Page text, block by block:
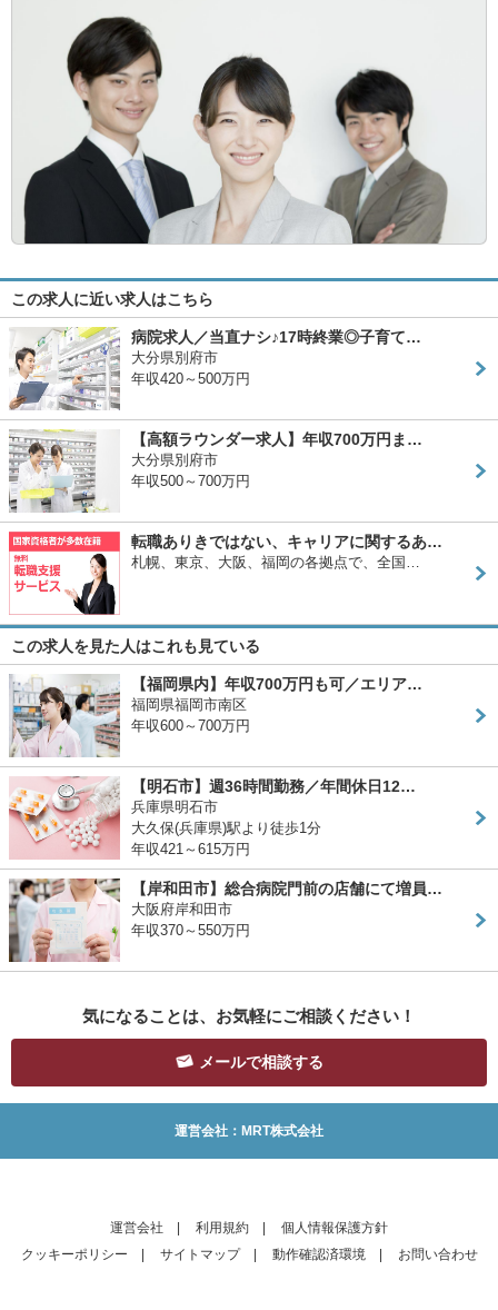
この求人に近い求人はこちら
病院求人／当直ナシ♪17時終業◎子育て…
大分県別府市
年収420～500万円
【高額ラウンダー求人】年収700万円ま…
大分県別府市
年収500～700万円
転職ありきではない、キャリアに関するあ…
札幌、東京、大阪、福岡の各拠点で、全国…
この求人を見た人はこれも見ている
【福岡県内】年収700万円も可／エリア…
福岡県福岡市南区
年収600～700万円
【明石市】週36時間勤務／年間休日12…
兵庫県明石市
大久保(兵庫県)駅より徒歩1分
年収421～615万円
【岸和田市】総合病院門前の店舗にて増員…
大阪府岸和田市
年収370～550万円
気になることは、お気軽にご相談ください！
メールで相談する
運営会社：MRT株式会社
運営会社 利用規約
個人情報保護方針
クッキーポリシー
サイトマップ| 動作確認済環境| お問い合わせ